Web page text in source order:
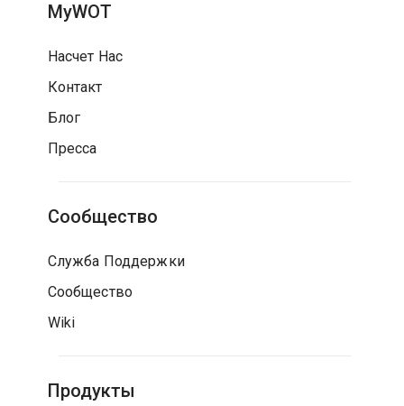
MyWOT
Насчет Нас
Контакт
Блог
Пресса
Сообщество
Служба Поддержки
Сообщество
Wiki
Продукты